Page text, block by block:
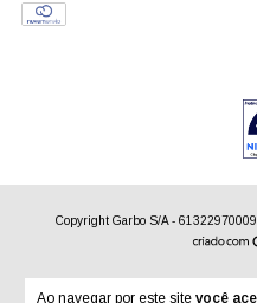
Ao navegar por este site você
Copyright Garbo S/A -